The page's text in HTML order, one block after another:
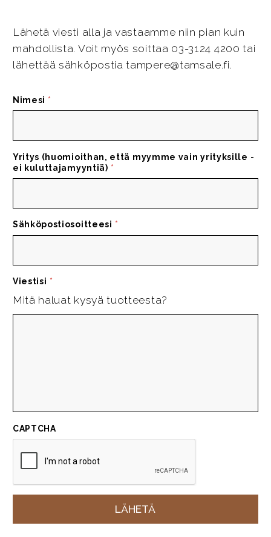
Lähetä viesti alla ja vastaamme niin pian kuin
mahdollista. Voit myös soittaa 03-3124 4200 tai
lähettää sähköpostia tampere@tamsale.fi.
Nimesi *
Yritys (huomioithan, että myymme vain yrityksille -
ei kuluttajamyyntiä) *
Sähköpostiosoitteesi *
Viestisi *
Mitä haluat kysyä tuotteesta?
CAPTCHA